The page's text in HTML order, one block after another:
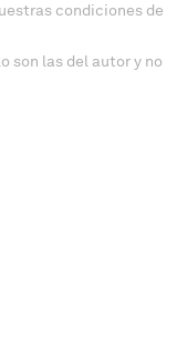
condiciones de
son las del autor y no